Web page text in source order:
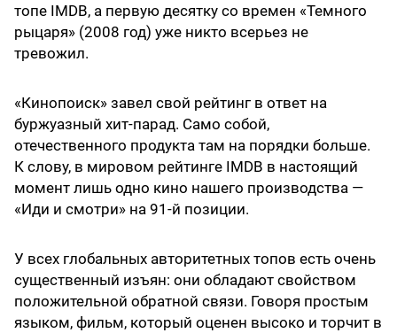
топе IMDB, а первую десятку со времен «Темного
рыцаря» (2008 год) уже никто всерьез не
тревожил.
«Кинопоиск» завел свой рейтинг в ответ на
буржуазный хит-парад. Само собой,
отечественного продукта там на порядки больше.
К слову, в мировом рейтинге IMDB в настоящий
момент лишь одно кино нашего производства —
«Иди и смотри» на 91-й позиции.
У всех глобальных авторитетных топов есть очень
существенный изъян: они обладают свойством
положительной обратной связи. Говоря простым
языком, фильм, который оценен высоко и торчит в